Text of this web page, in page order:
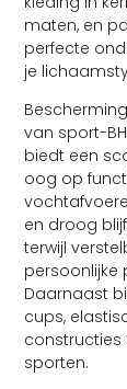
maten, en
perfecte
je
van sport-
biedt een
oog op
en droog
terwijl
Daarnaast
cups,
constructies
sporten.